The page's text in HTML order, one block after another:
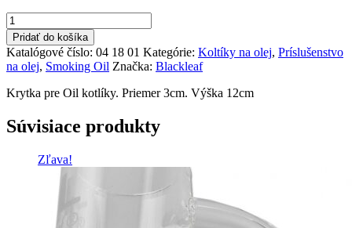
množstvo
Blackleaf
Oil
Krytka
Pridať do košíka
Katalógové číslo: 04 18 01 Kategórie: Koltíky na olej, Príslušenstvo
na olej, Smoking Oil Značka: Blackleaf
Krytka pre Oil kotlíky. Priemer 3cm. Výška 12cm
Súvisiace produkty
Zľava!